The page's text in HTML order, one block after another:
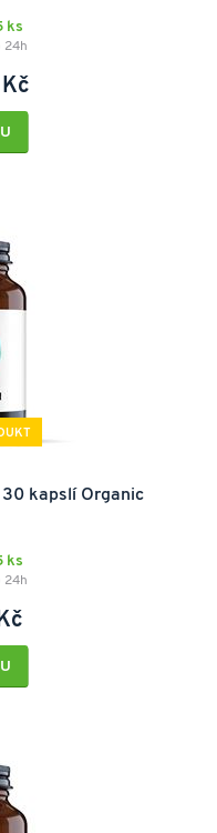
ks
24h
kapslí Organic
ks
24h